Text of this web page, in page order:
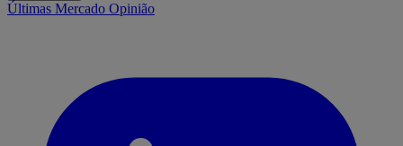
Últimas Mercado Opinião